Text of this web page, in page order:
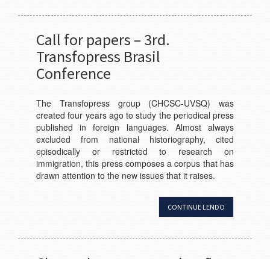
Call for papers – 3rd.
Transfopress Brasil
Conference
The Transfopress group (CHCSC-UVSQ) was
created four years ago to study the periodical press
published in foreign languages. Almost always
excluded from national historiography, cited
episodically or restricted to research on
immigration, this press composes a corpus that has
drawn attention to the new issues that it raises.
CONTINUE LENDO